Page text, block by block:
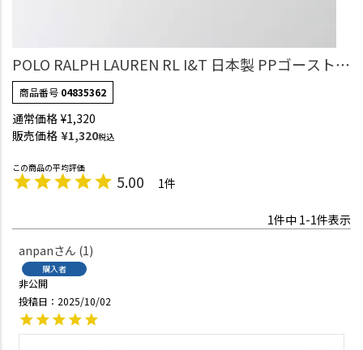
POLO RALPH LAUREN RL I&T 日本製 PPゴースト
商品番号 04835362
通常価格 ¥1,320
販売価格 ¥1,320税込
5.00 1
1件中 1-1件表示
anpan
1
購入者
非公開
投稿日
2025/10/02